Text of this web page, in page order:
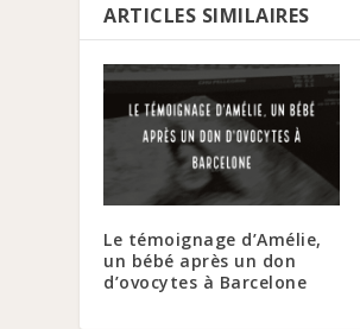
ARTICLES SIMILAIRES
Le témoignage d’Amélie,
un bébé après un don
d’ovocytes à Barcelone